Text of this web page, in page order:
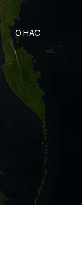
О НАС